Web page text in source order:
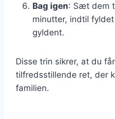
Bag igen: Sæt dem
minutter, indtil
gyldent.
Disse trin sikrer, at du
tilfredsstillende ret, der
familien.